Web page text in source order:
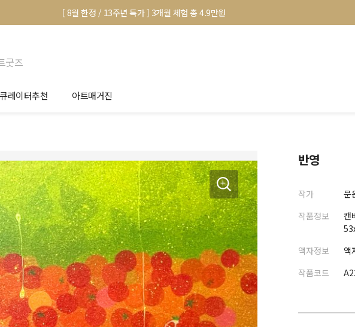
[ 8월 한정 / 13주년 특가 ] 3개월 체험 총 4.9만원
굿즈
큐레이터추천
그림인테리어 Tip
테마별 추천
아트매거진
아트 딕셔너리
반영
작가
문
작품정보
캔
액자정보
액
작품코드